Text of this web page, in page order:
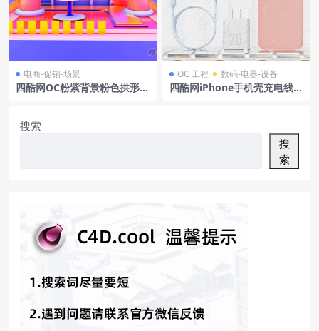
电商-促销-场景
四酷网OC粉紫背景粉色拱形沙
OC 工程 数码-电器-设备
四酷网iPhone手机壳充电线充
搜索
搜
索